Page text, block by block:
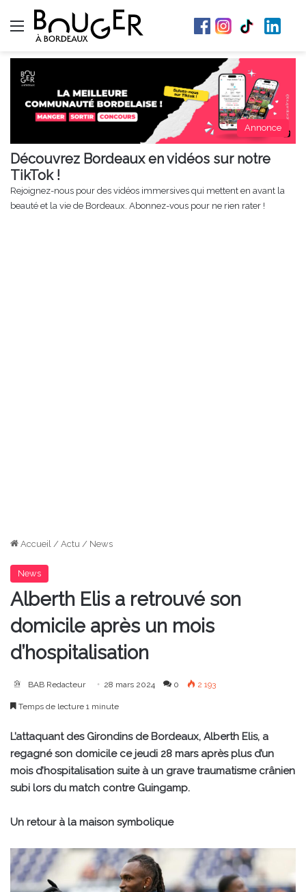
Menu
Annonce
Découvrez Bordeaux en vidéos sur notre
TikTok !
Rejoignez-nous pour des vidéos immersives qui mettent en avant la
beauté et la vie de Bordeaux. Abonnez-vous pour ne rien rater !
Accueil / Actu / News
News
Alberth Elis a retrouvé son
domicile après un mois
d’hospitalisation
BAB Redacteur 28 mars 2024 0 2 193
Temps de lecture 1 minute
L’attaquant des Girondins de Bordeaux, Alberth Elis, a
regagné son domicile ce jeudi 28 mars après plus d’un
mois d’hospitalisation suite à un grave traumatisme crânien
subi lors du match contre Guingamp.
Un retour à la maison symbolique